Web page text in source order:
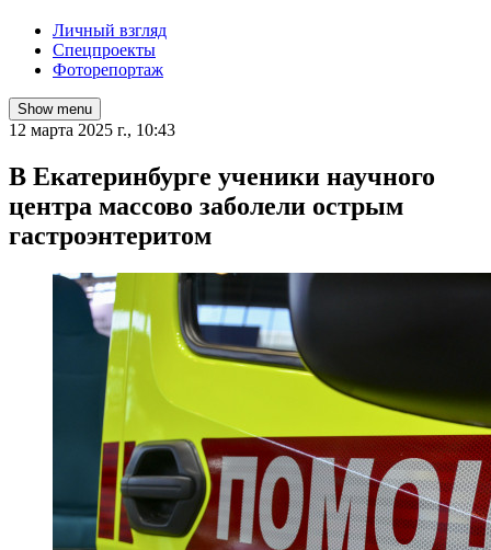
Личный взгляд
Спецпроекты
Фоторепортаж
Show menu
12 марта 2025 г., 10:43
В Екатеринбурге ученики научного
центра массово заболели острым
гастроэнтеритом